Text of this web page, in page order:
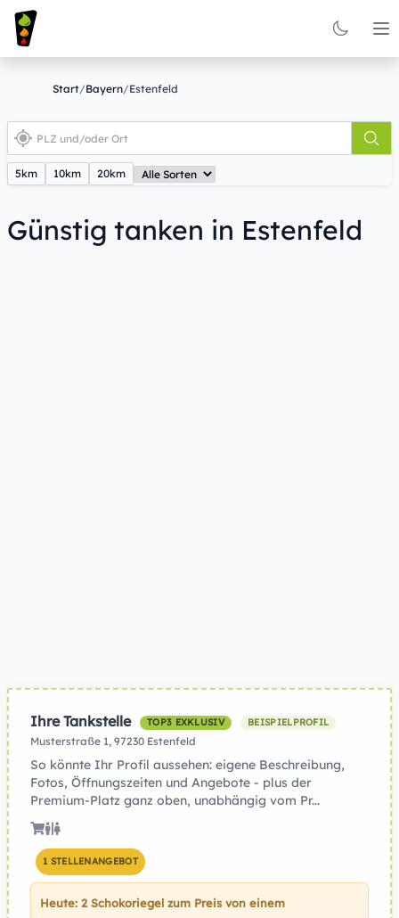
Start/Bayern/Estenfeld
5km 10km 20km
Günstig tanken in Estenfeld
Ihre Tankstelle TOP3 EXKLUSIV BEISPIELPROFIL
Musterstraße 1, 97230 Estenfeld
So könnte Ihr Profil aussehen: eigene Beschreibung,
Fotos, Öffnungszeiten und Angebote - plus der
Premium-Platz ganz oben, unabhängig vom Pr...
1 STELLENANGEBOT
Heute: 2 Schokoriegel zum Preis von einem